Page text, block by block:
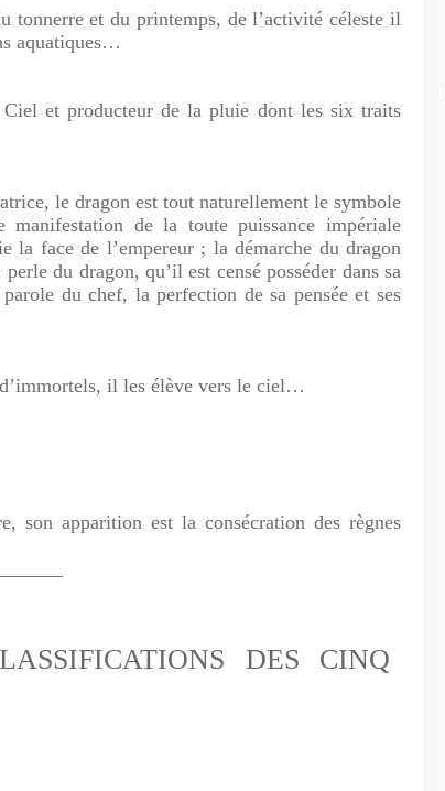
tonnerre et du printemps, de l’activité céleste il
aquatiques…
et producteur de la pluie dont les six traits
le dragon est tout naturellement le symbole
manifestation de la toute puissance impériale
la face de l’empereur ; la démarche du dragon
du dragon, qu’il est censé posséder dans sa
du chef, la perfection de sa pensée et ses
il les élève vers le ciel…
son apparition est la consécration des règnes
DES CINQ